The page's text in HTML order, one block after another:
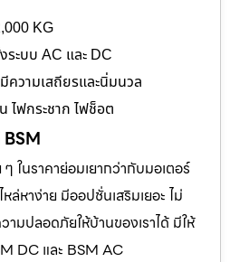
KG
ระบบ AC และ DC
ความเสถียรและนิ่มนวล
ไฟกระชาก ไฟช็อต
ในราคาย่อมเยากว่ากับมอเตอร์
ล่หาง่าย มีออปชั่นเสริมเยอะ ไม่
มปลอดภัยให้บ้านของเราได้ มีให้
DC และ BSM AC